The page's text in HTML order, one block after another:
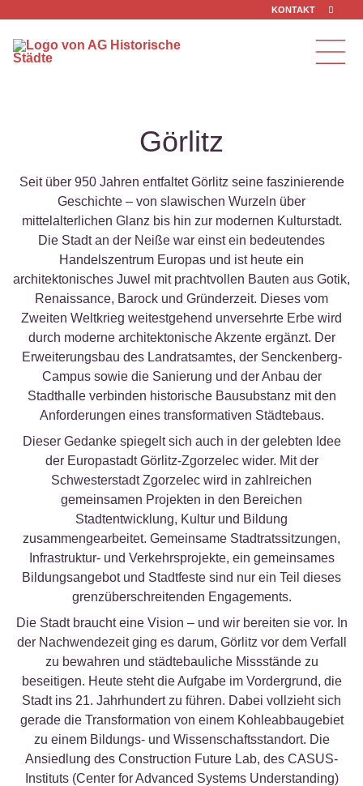
KONTAKT
Görlitz
Seit über 950 Jahren entfaltet Görlitz seine faszinierende
Geschichte – von slawischen Wurzeln über
mittelalterlichen Glanz bis hin zur modernen Kulturstadt.
Die Stadt an der Neiße war einst ein bedeutendes
Handelszentrum Europas und ist heute ein
architektonisches Juwel mit prachtvollen Bauten aus Gotik,
Renaissance, Barock und Gründerzeit. Dieses vom
Zweiten Weltkrieg weitestgehend unversehrte Erbe wird
durch moderne architektonische Akzente ergänzt. Der
Erweiterungsbau des Landratsamtes, der Senckenberg-
Campus sowie die Sanierung und der Anbau der
Stadthalle verbinden historische Bausubstanz mit den
Anforderungen eines transformativen Städtebaus.
Dieser Gedanke spiegelt sich auch in der gelebten Idee
der Europastadt Görlitz-Zgorzelec wider. Mit der
Schwesterstadt Zgorzelec wird in zahlreichen
gemeinsamen Projekten in den Bereichen
Stadtentwicklung, Kultur und Bildung
zusammengearbeitet. Gemeinsame Stadtratssitzungen,
Infrastruktur- und Verkehrsprojekte, ein gemeinsames
Bildungsangebot und Stadtfeste sind nur ein Teil dieses
grenzüberschreitenden Engagements.
Die Stadt braucht eine Vision – und wir bereiten sie vor. In
der Nachwendezeit ging es darum, Görlitz vor dem Verfall
zu bewahren und städtebauliche Missstände zu
beseitigen. Heute steht die Aufgabe im Vordergrund, die
Stadt ins 21. Jahrhundert zu führen. Dabei vollzieht sich
gerade die Transformation von einem Kohleabbaugebiet
zu einem Bildungs- und Wissenschaftsstandort. Die
Ansiedlung des Construction Future Lab, des CASUS-
Instituts (Center for Advanced Systems Understanding)